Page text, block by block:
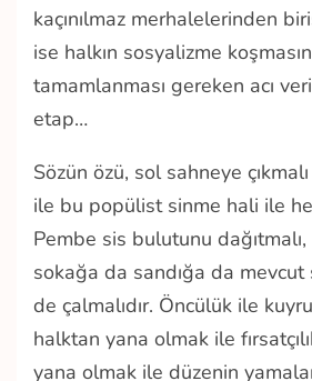
kaçınılmaz merhalelerinden
ise halkın sosyalizme
tamamlanması gereken acı
etap…
Sözün özü, sol sahneye
ile bu popülist sinme hali ile
Pembe sis bulutunu dağıtmalı,
sokağa da sandığa da
de çalmalıdır. Öncülük ile
halktan yana olmak ile
yana olmak ile düzenin